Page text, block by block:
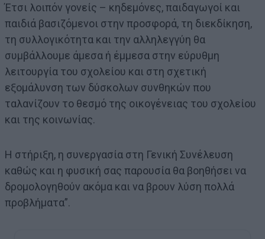
Έτσι λοιπόν γονείς – κηδεμόνες, παιδαγωγοί και
παιδιά βασιζόμενοι στην προσφορά, τη διεκδίκηση,
τη συλλογικότητα και την αλληλεγγύη θα
συμβάλλουμε άμεσα ή έμμεσα στην εύρυθμη
λειτουργία του σχολείου και στη σχετική
εξομάλυνση των δύσκολων συνθηκών που
ταλανίζουν το θεσμό της οικογένειας του σχολείου
και της κοινωνίας.
Η στήριξη, η συνεργασία στη Γενική Συνέλευση
καθώς και η φυσική σας παρουσία θα βοηθήσει να
δρομολογηθούν ακόμα και να βρουν λύση πολλά
προβλήματα”.